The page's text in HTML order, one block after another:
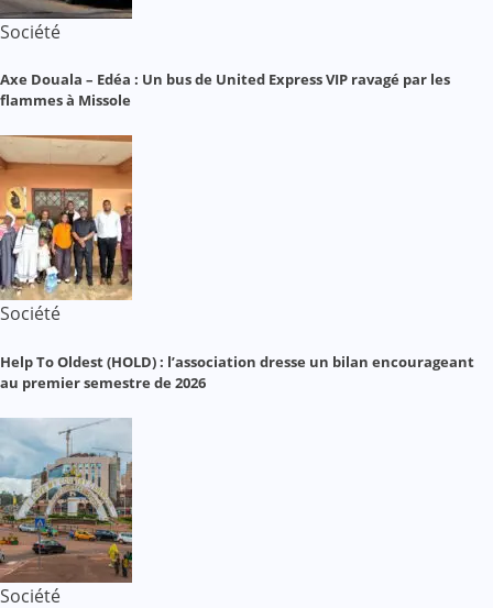
Société
Axe Douala – Edéa : Un bus de United Express VIP ravagé par les
flammes à Missole
Société
Help To Oldest (HOLD) : l’association dresse un bilan encourageant
au premier semestre de 2026
Société